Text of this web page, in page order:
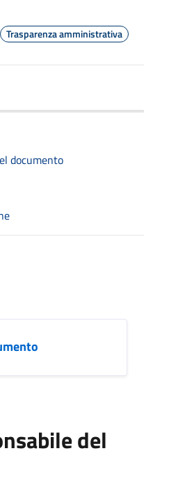
Trasparenza amministrativa
documento
del